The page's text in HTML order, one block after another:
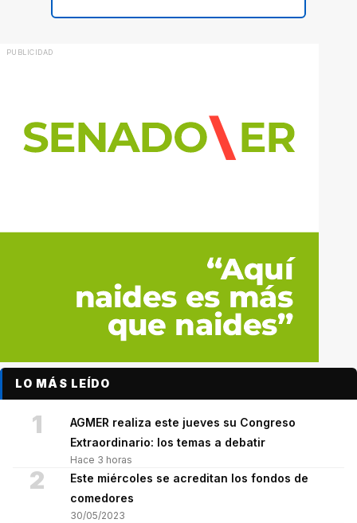
LO MÁS LEÍDO
1
AGMER realiza este jueves su Congreso
Extraordinario: los temas a debatir
Hace 3 horas
2
Este miércoles se acreditan los fondos de
comedores
30/05/2023